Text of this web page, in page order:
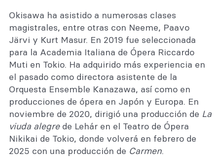
Okisawa ha asistido a numerosas clases
magistrales, entre otras con Neeme, Paavo
Järvi y Kurt Masur. En 2019 fue seleccionada
para la Academia Italiana de Ópera Riccardo
Muti en Tokio. Ha adquirido más experiencia en
el pasado como directora asistente de la
Orquesta Ensemble Kanazawa, así como en
producciones de ópera en Japón y Europa. En
noviembre de 2020, dirigió una producción de La
viuda alegrede Lehár en el Teatro de Ópera
Nikikai de Tokio, donde volverá en febrero de
2025 con una producción de Carmen.